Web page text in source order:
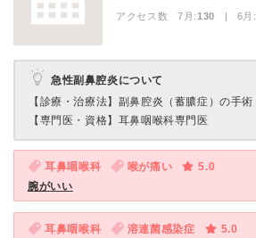
アクセス数 7月:130 | 6月:
急性副鼻腔炎について
【診療・治療法】 副鼻腔炎（蓄膿症）の手術
【専門医・資格】 耳鼻咽喉科専門医
耳鼻咽喉科 喉が痛い
5.0
腕がいい
耳鼻咽喉科 溶連菌感染症
5.0